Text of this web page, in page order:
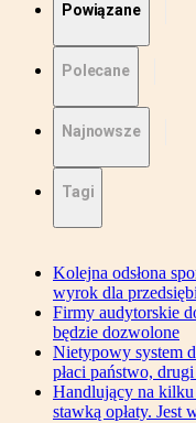
Powiązane
Polecane
Najnowsze
Tagi
Kolejna odsłona
wyrok dla
Firmy audytorskie
będzie dozwolone
Nietypowy system
płaci państwo,
Handlujący na kilku
stawką opłaty. Jest